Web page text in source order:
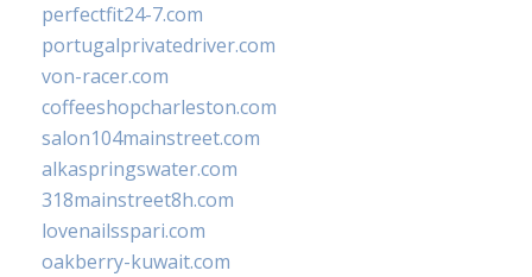
perfectfit24-7.com
portugalprivatedriver.com
von-racer.com
coffeeshopcharleston.com
salon104mainstreet.com
alkaspringswater.com
318mainstreet8h.com
lovenailsspari.com
oakberry-kuwait.com